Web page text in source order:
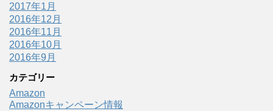
2017年1月
2016年12月
2016年11月
2016年10月
2016年9月
カテゴリー
Amazon
Amazonキャンペーン情報